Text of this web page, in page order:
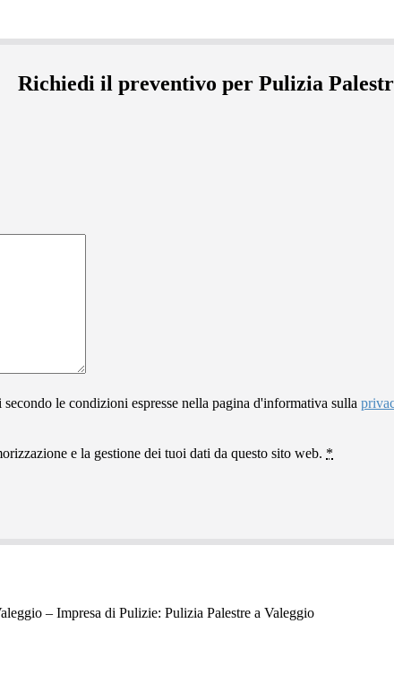
Richiedi il preventivo per Pulizia
le condizioni espresse nella pagina d'informativa sulla
e la gestione dei tuoi dati da questo sito web. *
– Impresa di Pulizie: Pulizia Palestre a Valeggio